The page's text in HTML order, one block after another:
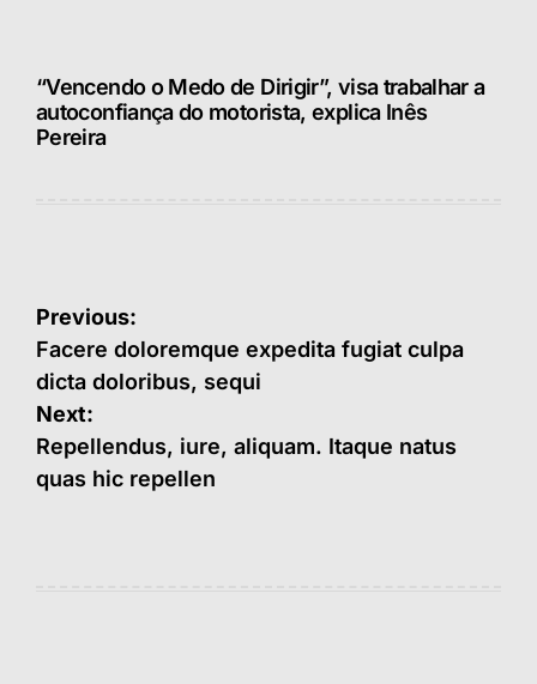
“Vencendo o Medo de Dirigir”, visa trabalhar a
autoconfiança do motorista, explica Inês
Pereira
Navegação
de
Post
Previous:
Facere doloremque expedita fugiat culpa
dicta doloribus, sequi
Next:
Repellendus, iure, aliquam. Itaque natus
quas hic repellen